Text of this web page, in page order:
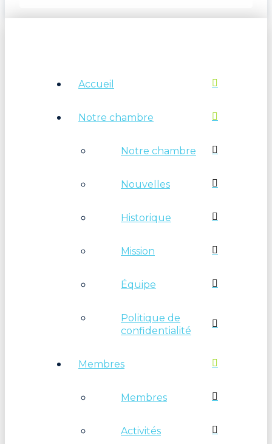
Accueil
Notre chambre
Notre chambre
Nouvelles
Historique
Mission
Équipe
Politique de
confidentialité
Membres
Membres
Activités